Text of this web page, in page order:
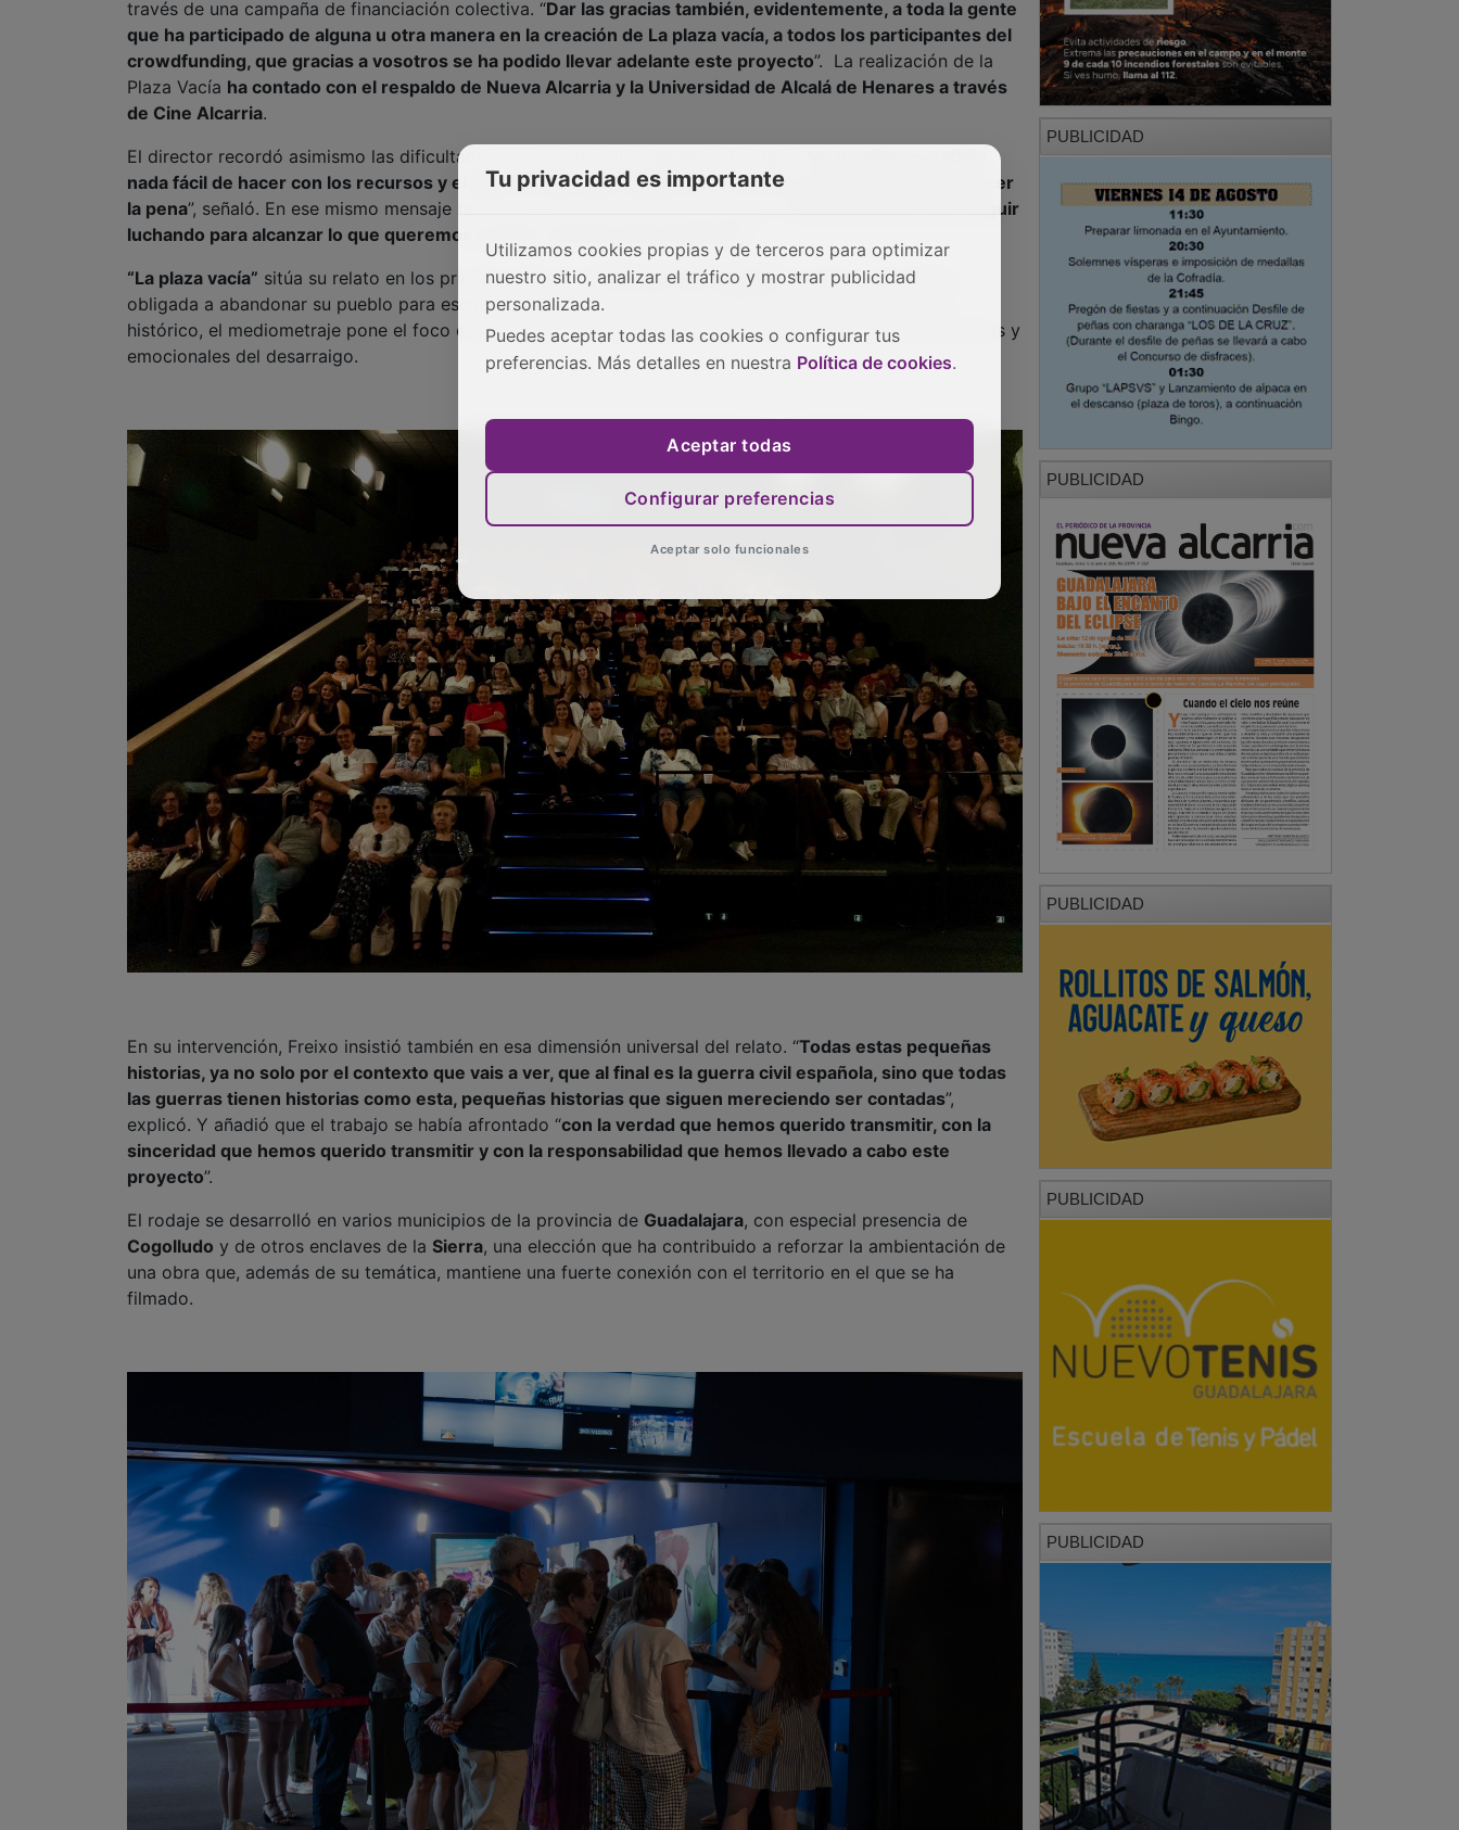
través de una campaña de financiación colectiva. “Dar las gracias también, evidentemente, a toda la gente
que ha participado de alguna u otra manera en la creación de La plaza vacía, a todos los participantes del
crowdfunding, que gracias a vosotros se ha podido llevar adelante este proyecto”. La realización de la
Plaza Vacía ha contado con el respaldo de Nueva Alcarria y la Universidad de Alcalá de Henares a través
de Cine Alcarria.
El director recordó asimismo las dificultades con las que salió adelante el rodaje. “
nada fácil de hacer con los recursos y el poco tiempo que teníamos y creo que el resultado va a merecer
la pena”, señaló. En ese mismo mensaje reivindicó la perseverancia del equipo: “
Al final tenemos que seguir
luchando para alcanzar lo que queremos con los recursos que tengamos
“La plaza vacía” sitúa su relato en los primeros días de laGuerra Civil españolay sigue a una familia
obligada a abandonar su pueblo para escapar de la violencia. Más que centrarse en el gran conflicto
histórico, el mediometraje pone el foco en la vivencia íntima de esa huida y en las consecuencias humanas y
emocionales del desarraigo.
En su intervención, Freixo insistió también en esa dimensión universal del relato. “Todas estas pequeñas
historias, ya no solo por el contexto que vais a ver, que al final es la guerra civil española, sino que todas
las guerras tienen historias como esta, pequeñas historias que siguen mereciendo ser contadas”,
explicó. Y añadió que el trabajo se había afrontado “con la verdad que hemos querido transmitir, con la
sinceridad que hemos querido transmitir y con la responsabilidad que hemos llevado a cabo este
proyecto”.
El rodaje se desarrolló en varios municipios de la provincia de Guadalajara, con especial presencia de
Cogolludo y de otros enclaves de la Sierra, una elección que ha contribuido a reforzar la ambientación de
una obra que, además de su temática, mantiene una fuerte conexión con el territorio en el que se ha
filmado.
PUBLICIDAD
PUBLICIDAD
PUBLICIDAD
PUBLICIDAD
PUBLICIDAD
Tu privacidad es importante
Utilizamos cookies propias y de terceros para optimizar
nuestro sitio, analizar el tráfico y mostrar publicidad
personalizada.
Puedes aceptar todas las cookies o configurar tus
preferencias. Más detalles en nuestra Política de cookies.
Aceptar todas
Configurar preferencias
Aceptar solo funcionales